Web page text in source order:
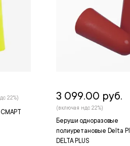
22%)
Беруши одноразовые
полиуретановые Delta
DELTA PLUS
3 099.00 руб.
(включая ндс 22%)